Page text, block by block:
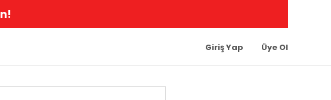
Giriş Yap Üye Ol